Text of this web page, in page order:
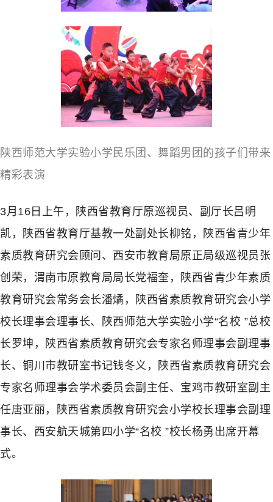
陕西师范大学实验小学民乐团、舞蹈男团的孩子们带来
精彩表演
3月16日上午，陕西省教育厅原巡视员、副厅长吕明
凯，陕西省教育厅基教一处副处长柳铭，陕西省青少年
素质教育研究会顾问、西安市教育局原正局级巡视员张
创荣，渭南市原教育局局长党福奎，陕西省青少年素质
教育研究会常务会长潘燏，陕西省素质教育研究会小学
校长理事会理事长、陕西师范大学实验小学“名校 ”总校
长罗坤，陕西省素质教育研究会专家名师理事会副理事
长、铜川市教研室书记钱冬义，陕西省素质教育研究会
专家名师理事会学术委员会副主任、宝鸡市教研室副主
任唐亚丽，陕西省素质教育研究会小学校长理事会副理
事长、西安航天城第四小学“名校 ”校长杨勇出席开幕
式。